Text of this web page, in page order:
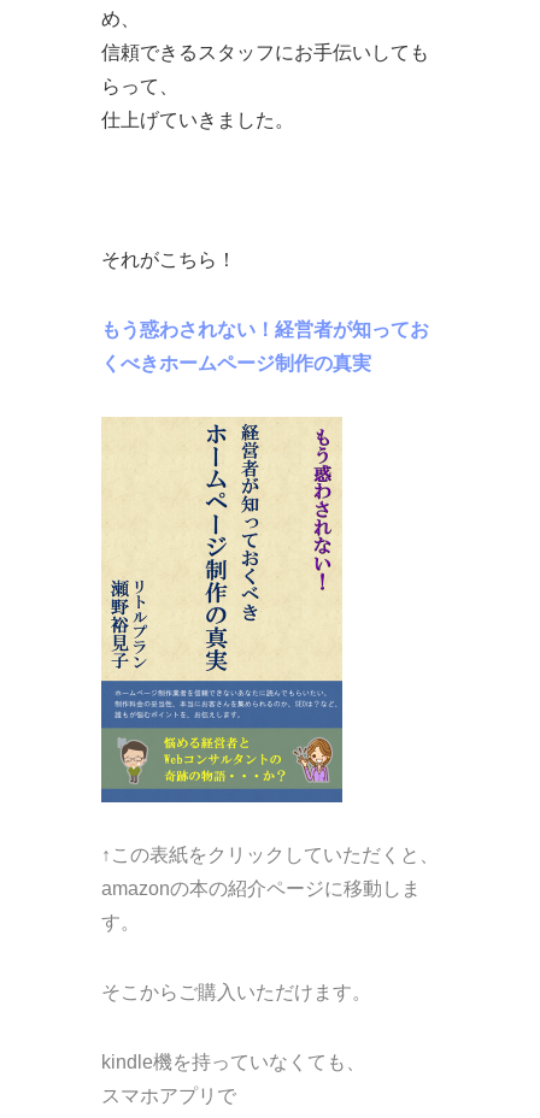
め、
信頼できるスタッフにお手伝いしても
らって、
仕上げていきました。
それがこちら！
もう惑わされない！経営者が知ってお
くべきホームページ制作の真実
↑この表紙をクリックしていただくと、
amazonの本の紹介ページに移動しま
す。
そこからご購入いただけます。
kindle機を持っていなくても、
スマホアプリで